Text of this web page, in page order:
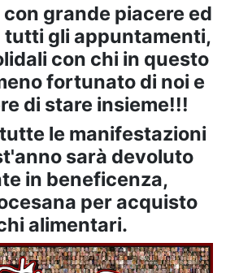
grande piacere ed
tutti gli appuntamenti,
con chi in questo
fortunato di noi e
di stare insieme!!!
le manifestazioni
sarà devoluto
in beneficenza,
per acquisto
alimentari.